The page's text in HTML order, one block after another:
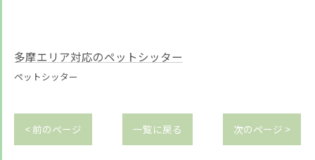
多摩エリア対応のペットシッター
ペットシッター
< 前のページ 一覧に戻る 次のページ >